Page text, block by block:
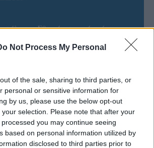
Not Process My Personal
of the sale, sharing to third parties, or
personal or sensitive information for
by us, please use the below opt-out
selection. Please note that after your
you may continue seeing
based on personal information utilized by
disclosed to third parties prior to
τέλους η Εθνική γυναικών κόντρα
να διοργανώσει το Παγκόσμιο
Δεκέμβριο – Αντιδρούν οι σύλλογοι
πτήσεις η Μπενφίκα του Ψάρρα
Ολλανδό» Βίλτενμπουργκ